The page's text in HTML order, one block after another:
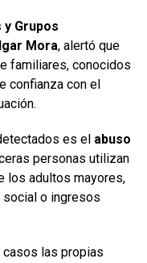
y Grupos
Mora, alertó que
familiares, conocidos
confianza con el
es el abuso
personas utilizan
los adultos mayores,
o ingresos
casos las propias